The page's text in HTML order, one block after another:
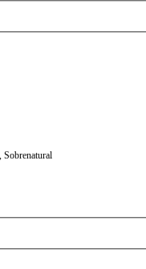
ventura, Comedia, Drama, Acción, Sobrenatural